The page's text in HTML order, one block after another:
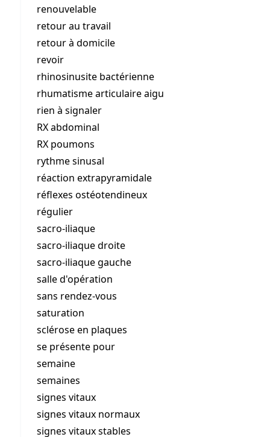
renouvelable
retour au travail
retour à domicile
revoir
rhinosinusite bactérienne
rhumatisme articulaire aigu
rien à signaler
RX abdominal
RX poumons
rythme sinusal
réaction extrapyramidale
réflexes ostéotendineux
régulier
sacro-iliaque
sacro-iliaque droite
sacro-iliaque gauche
salle d'opération
sans rendez-vous
saturation
sclérose en plaques
se présente pour
semaine
semaines
signes vitaux
signes vitaux normaux
signes vitaux stables